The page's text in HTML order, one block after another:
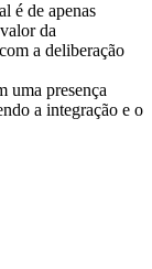
é de apenas
da
a deliberação
uma presença
a integração e o